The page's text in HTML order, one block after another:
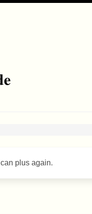
plus again.